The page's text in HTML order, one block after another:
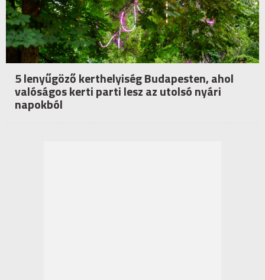
5 lenyűgöző kerthelyiség Budapesten, ahol
valóságos kerti parti lesz az utolsó nyári
napokból